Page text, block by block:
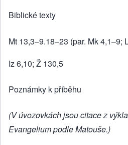
Biblické texty
Mt 13,3–9.18–23 (par. Mk 4,1–9;
Iz 6,10; Ž 130,5
Poznámky k příběhu
(V úvozovkách jsou citace z
Evangelium podle Matouše.)